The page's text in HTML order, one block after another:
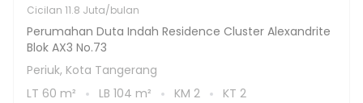
Cicilan 11.8 Juta/bulan
Perumahan Duta Indah Residence Cluster Alexandrite
Blok AX3 No.73
Periuk, Kota Tangerang
LT 60 m² LB 104 m² KM 2 KT 2